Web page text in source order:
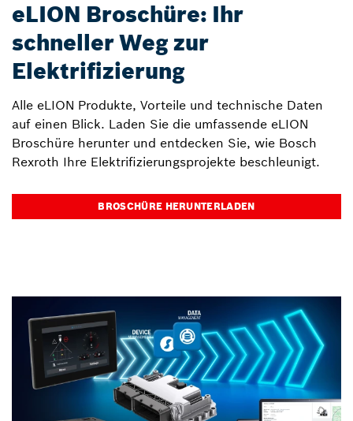
eLION Broschüre: Ihr
schneller Weg zur
Elektrifizierung
Alle eLION Produkte, Vorteile und technische Daten
auf einen Blick. Laden Sie die umfassende eLION
Broschüre herunter und entdecken Sie, wie Bosch
Rexroth Ihre Elektrifizierungsprojekte beschleunigt.
BROSCHÜRE HERUNTERLADEN